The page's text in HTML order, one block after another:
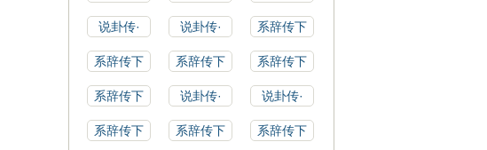
说卦传· 说卦传· 系辞传下
系辞传下 系辞传下 系辞传下
系辞传下 说卦传· 说卦传·
系辞传下 系辞传下 系辞传下